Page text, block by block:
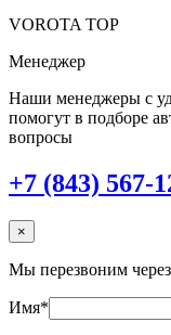
VOROTA TOP
Менеджер
Наши менеджеры с
помогут в подборе
вопросы
+7 (843) 567-
×
Мы перезвоним
Имя*